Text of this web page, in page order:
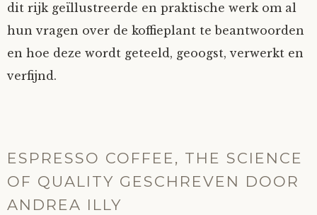
dit rijk geïllustreerde en praktische werk om al
hun vragen over de koffieplant te beantwoorden
en hoe deze wordt geteeld, geoogst, verwerkt en
verfijnd.
ESPRESSO COFFEE, THE SCIENCE
OF QUALITY GESCHREVEN DOOR
ANDREA ILLY